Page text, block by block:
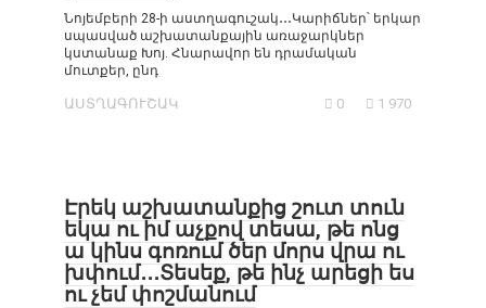
Նոյեմբերի 28-ի աստղագուշակ․․․Կարիճներ՝ երկար
սպասված աշխատանքային առաջարկներ
կստանաք Խոյ. Հնարավոր են դրամական
մուտքեր, ընդ
ԱՍՏՂԱԳՈՒՇԱԿ 0 1 970
Էրեկ աշխատանքից շուտ տուն
եկա ու իմ աչքով տեսա, թե ոնց
ա կինս գոռում ծեր մորս վրա ու
խփում․․․Տեսեք, թե ինչ արեցի ես
ու չեմ փոշմանում